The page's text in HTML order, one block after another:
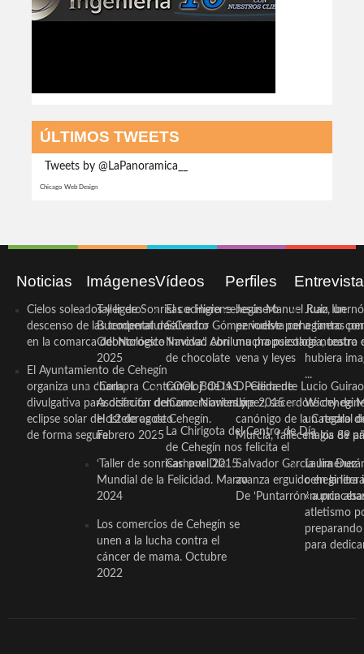
ÚLTIMOS TWEETS
Tweets by @LaPanoramica__
Chicago Web Design
Noticias
Cielos soleados y ligero
descenso de las temperaturas
en la comarca del Noroeste
El Ayuntamiento de Cehegín
organiza una charla
divulgativa para disfrutar del
eclipse solar del 12 de agosto
de forma segura
Imágenes
Taller de Sonrisas e Higiene
Bucodental de ‘Centro
Odontológico Innova’. Abril
2025
‘Compra Contrarreloj’ de la
Asociación de Comerciantes y
Hosteleros de Cehegín.
Febrero 2025
‘Taller de sonrisas’ por Día
Mundial de la Felicidad. Marzo
2024
Los comercios de Cehegín se
unen a la lucha contra el
cáncer de mama. Octubre
2022
Vídeos
El cocinero ceheginero
Salvador Gómez vuelve por
Navidad con una propuesta
de chocolate
COOL BODAS. Pedida de
mano. Noviembre 2015
La Chirigota del Centro de Día
de Cehegín nos felicita el
Carnaval 2015
Perfiles
Jesús Manuel Ruiz, un
periodista ceheginero con
mucha psicología, teatro
vena y leyes
D. Clemente Lucio Guirao
López, sacerdote
canónigo de la Catedral
Murcia, fallece a los 89
Salvador García Jiménez
avanza erguido en la
De ‘Puntarrón’ a
Juan
a tantas
de nuestra
hubiera
...
Wichy de
un regalo
magia de
Laura
ceheginera
«nunca
atletismo
para